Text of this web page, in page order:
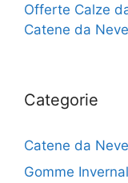
Offerte Calze
Catene da
Categorie
Catene da Neve
Gomme